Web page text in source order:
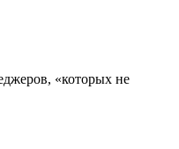
«которых не